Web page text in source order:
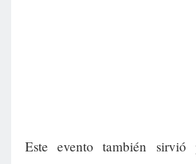
Este evento también sirvió